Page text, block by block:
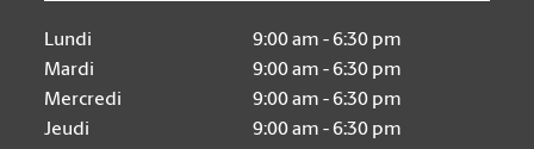
Lundi
9:00 am - 6:30 pm
Mardi
9:00 am - 6:30 pm
Mercredi
9:00 am - 6:30 pm
Jeudi
9:00 am - 6:30 pm